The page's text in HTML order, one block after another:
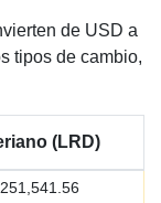
de USD a
tipos de cambio,
(LRD)